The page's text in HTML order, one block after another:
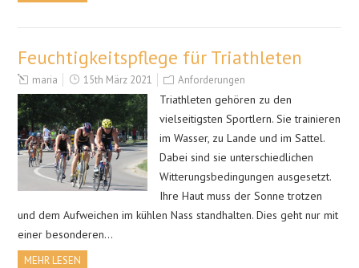
Feuchtigkeitspflege für Triathleten
maria 15th März 2021 Anforderungen
Triathleten gehören zu den
vielseitigsten Sportlern. Sie trainieren
im Wasser, zu Lande und im Sattel.
Dabei sind sie unterschiedlichen
Witterungsbedingungen ausgesetzt.
Ihre Haut muss der Sonne trotzen
und dem Aufweichen im kühlen Nass standhalten. Dies geht nur mit
einer besonderen…
MEHR LESEN